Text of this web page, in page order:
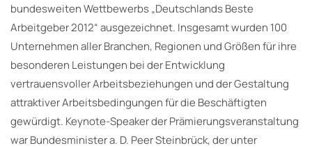
bundesweiten Wettbewerbs „Deutschlands Beste
Arbeitgeber 2012“ ausgezeichnet. Insgesamt wurden 100
Unternehmen aller Branchen, Regionen und Größen für ihre
besonderen Leistungen bei der Entwicklung
vertrauensvoller Arbeitsbeziehungen und der Gestaltung
attraktiver Arbeitsbedingungen für die Beschäftigten
gewürdigt. Keynote-Speaker der Prämierungsveranstaltung
war Bundesminister a. D. Peer Steinbrück, der unter